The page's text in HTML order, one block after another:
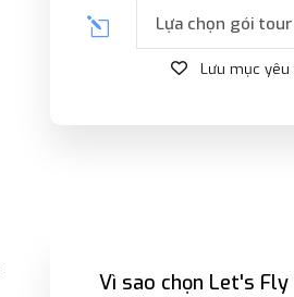
Lựa chọn gói tour
Lưu mục yêu
Vì sao chọn Let's